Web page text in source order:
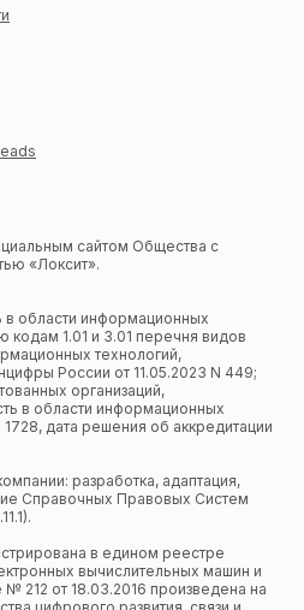
сайтом Общества с
«Локсит».
в области информационных
кодам 1.01 и 3.01 перечня видов
технологий,
России от 11.05.2023 N 449;
организаций,
в области информационных
дата решения об аккредитации
разработка, адаптация,
Справочных Правовых Систем
в едином реестре
вычислительных машин и
212 от 18.03.2016 произведена на